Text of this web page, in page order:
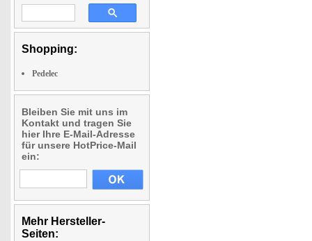
Shopping:
Pedelec
Bleiben Sie mit uns im
Kontakt und tragen Sie
hier Ihre E-Mail-Adresse
für unsere HotPrice-Mail
ein:
Mehr Hersteller-
Seiten: